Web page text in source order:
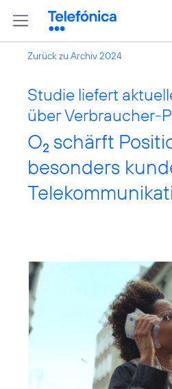
Zurück zu Archiv 2024
Studie liefert
über Verbraucher-
O2 schärft
besonders